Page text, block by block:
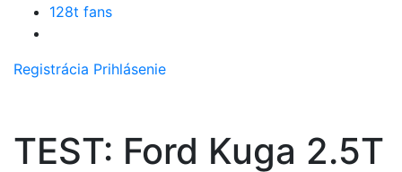
128t fans
Registrácia Prihlásenie
TEST: Ford Kuga 2.5T